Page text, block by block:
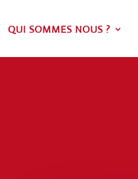
QUI SOMMES NOUS ?